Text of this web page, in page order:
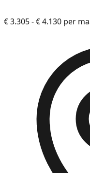
€ 3.305 - € 4.130 per